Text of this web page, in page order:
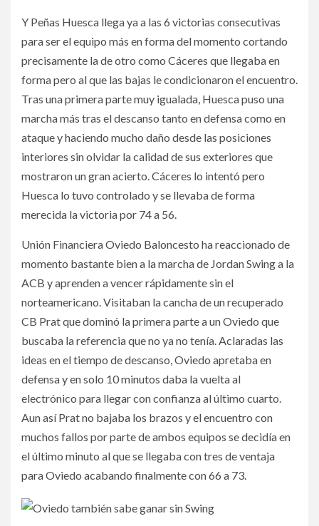
Y Peñas Huesca llega ya a las 6 victorias consecutivas
para ser el equipo más en forma del momento cortando
precisamente la de otro como Cáceres que llegaba en
forma pero al que las bajas le condicionaron el encuentro.
Tras una primera parte muy igualada, Huesca puso una
marcha más tras el descanso tanto en defensa como en
ataque y haciendo mucho daño desde las posiciones
interiores sin olvidar la calidad de sus exteriores que
mostraron un gran acierto. Cáceres lo intentó pero
Huesca lo tuvo controlado y se llevaba de forma
merecida la victoria por 74 a 56.
Unión Financiera Oviedo Baloncesto ha reaccionado de
momento bastante bien a la marcha de Jordan Swing a la
ACB y aprenden a vencer rápidamente sin el
norteamericano. Visitaban la cancha de un recuperado
CB Prat que dominó la primera parte a un Oviedo que
buscaba la referencia que no ya no tenía. Aclaradas las
ideas en el tiempo de descanso, Oviedo apretaba en
defensa y en solo 10 minutos daba la vuelta al
electrónico para llegar con confianza al último cuarto.
Aun así Prat no bajaba los brazos y el encuentro con
muchos fallos por parte de ambos equipos se decidía en
el último minuto al que se llegaba con tres de ventaja
para Oviedo acabando finalmente con 66 a 73.